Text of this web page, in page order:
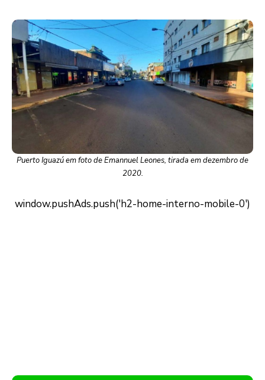
Puerto Iguazú em foto de Emannuel Leones, tirada em dezembro de
2020.